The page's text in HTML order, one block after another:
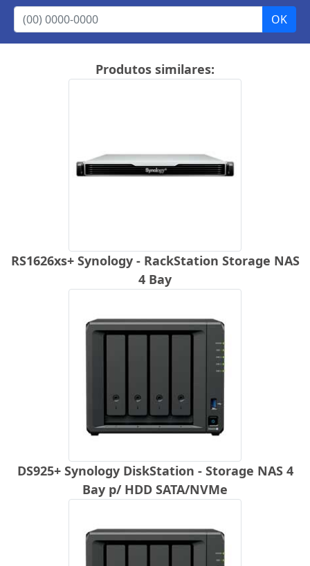
Produtos similares:
RS1626xs+ Synology - RackStation Storage NAS
4 Bay
DS925+ Synology DiskStation - Storage NAS 4
Bay p/ HDD SATA/NVMe